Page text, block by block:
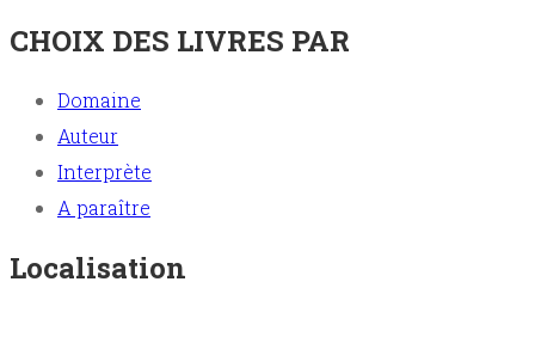
CHOIX DES LIVRES PAR
Domaine
Auteur
Interprète
A paraître
Localisation